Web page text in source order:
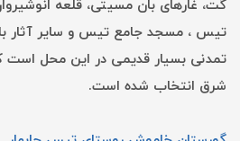
گت، غارهای بان مسیتی، قلعه
تیس ، مسجد جامع تیس و سایر آثار
تمدنی بسیار قدیمی در این محل
شرق انتخاب شده است.